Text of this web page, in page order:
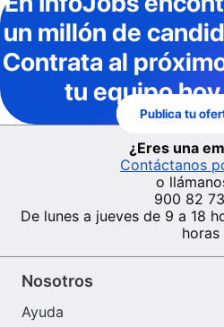
un millón de
Contrata al
tu equipo
Publica tu
¿Eres una
Contáctanos
o
900 82
De lunes a jueves de 9 a 18
horas
Nosotros
Ayuda